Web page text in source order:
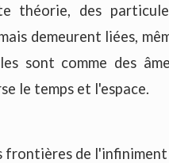
théorie, des
demeurent liées,
sont comme des
le temps et l'espace.
frontières de